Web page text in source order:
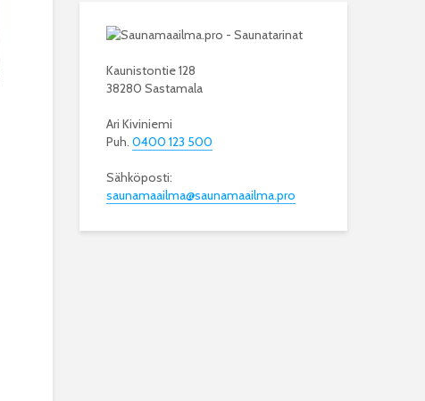
Kaunistontie 128
38280 Sastamala
Ari Kiviniemi
Puh. 0400 123 500
Sähköposti:
saunamaailma@saunamaailma.pro